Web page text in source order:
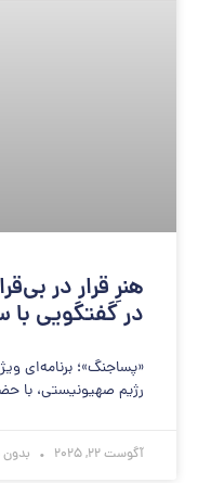
هنرِ قرار در
در گفتگویی
«پساجنگ»؛ برنامه‌ای
رژیم صهیونیستی، با
آگوست 22, 2025 بدون